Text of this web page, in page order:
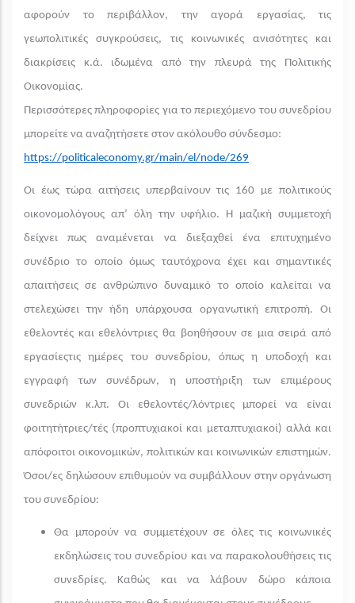
αφορούν το περιβάλλον, την αγορά εργασίας, τις
γεωπολιτικές συγκρούσεις, τις κοινωνικές ανισότητες και
διακρίσεις κ.ά. ιδωμένα από την πλευρά της Πολιτικής
Οικονομίας.
Περισσότερες πληροφορίες για το περιεχόμενο του συνεδρίου
μπορείτε να αναζητήσετε στον ακόλουθο σύνδεσμο:
https://politicaleconomy.gr/main/el/node/269
Οι έως τώρα αιτήσεις υπερβαίνουν τις 160 με πολιτικούς
οικονομολόγους απ’ όλη την υφήλιο. Η μαζική συμμετοχή
δείχνει πως αναμένεται να διεξαχθεί ένα επιτυχημένο
συνέδριο το οποίο όμως ταυτόχρονα έχει και σημαντικές
απαιτήσεις σε ανθρώπινο δυναμικό το οποίο καλείται να
στελεχώσει την ήδη υπάρχουσα οργανωτική επιτροπή. Οι
εθελοντές και εθελόντριες θα βοηθήσουν σε μια σειρά από
εργασίεςτις ημέρες του συνεδρίου, όπως η υποδοχή και
εγγραφή των συνέδρων, η υποστήριξη των επιμέρους
συνεδριών κ.λπ. Οι εθελοντές/λόντριες μπορεί να είναι
φοιτητήτριες/τές (προπτυχιακοί και μεταπτυχιακοί) αλλά και
απόφοιτοι οικονομικών, πολιτικών και κοινωνικών επιστημών.
Όσοι/ες δηλώσουν επιθυμούν να συμβάλλουν στην οργάνωση
του συνεδρίου:
Θα μπορούν να συμμετέχουν σε όλες τις κοινωνικές
εκδηλώσεις του συνεδρίου και να παρακολουθήσεις τις
συνεδρίες. Καθώς και να λάβουν δώρο κάποια